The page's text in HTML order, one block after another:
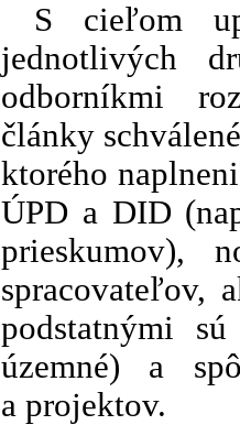
S cieľom
jednotlivých
odborníkmi
články
ktorého
ÚPD a DID
prieskumov),
spracovateľov,
podstatnými
územné) a
a projektov.